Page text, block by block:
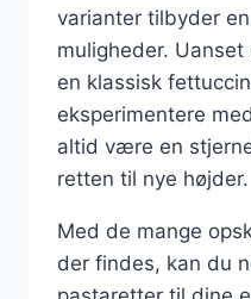
varianter tilbyder
muligheder.
en klassisk
eksperimentere
altid være en
retten til nye højder.
Med de mange
der findes, kan du